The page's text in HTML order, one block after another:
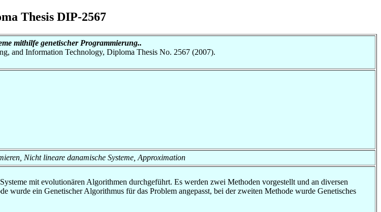
Thesis DIP-2567
mithilfe genetischer Programmierung..
and Information Technology, Diploma Thesis No. 2567 (2007).
Nicht lineare danamische Systeme, Approximation
mit evolutionären Algorithmen durchgeführt. Es werden zwei Methoden vorgestellt und an diversen
wurde ein Genetischer Algorithmus für das Problem angepasst, bei der zweiten Methode wurde Genetisches